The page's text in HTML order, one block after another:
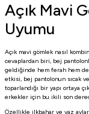
Açık Mavi
Uyumu
Açık mavi gömlek nasıl
cevaplardan biri, bej
geldiğinde hem ferah hem
etkisi, bej pantolonun sıcak
toparlandığı bir yapı ortaya
erkekler için bu ikili son
Özellikle ilkbahar ve yaz